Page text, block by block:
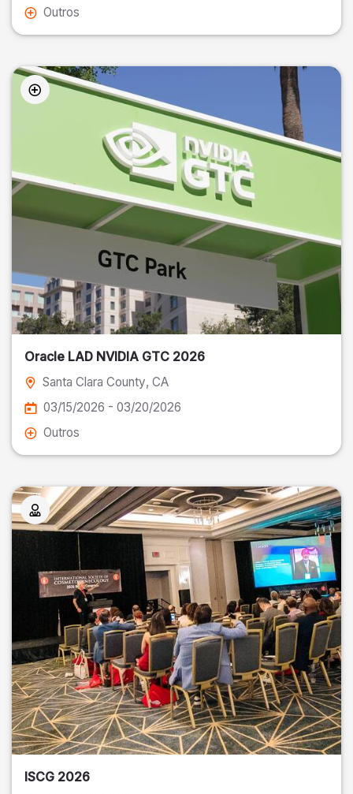
Outros
Oracle LAD NVIDIA GTC 2026
Santa Clara County, CA
03/15/2026 - 03/20/2026
Outros
ISCG 2026